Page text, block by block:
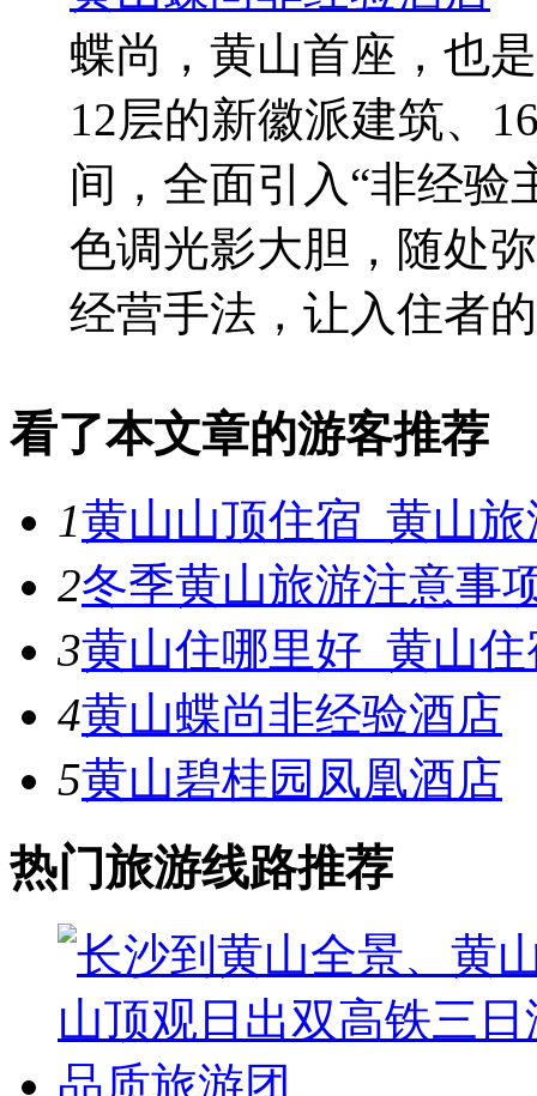
蝶尚，黄山首座，也
12层的新徽派建筑、
间，全面引入“非经
色调光影大胆，随处
经营手法，让入住者
看了本文章的游客推荐
1黄山山顶住宿_黄山
2冬季黄山旅游注意事
3黄山住哪里好_黄山
4黄山蝶尚非经验酒店
5黄山碧桂园凤凰酒店
热门旅游线路推荐